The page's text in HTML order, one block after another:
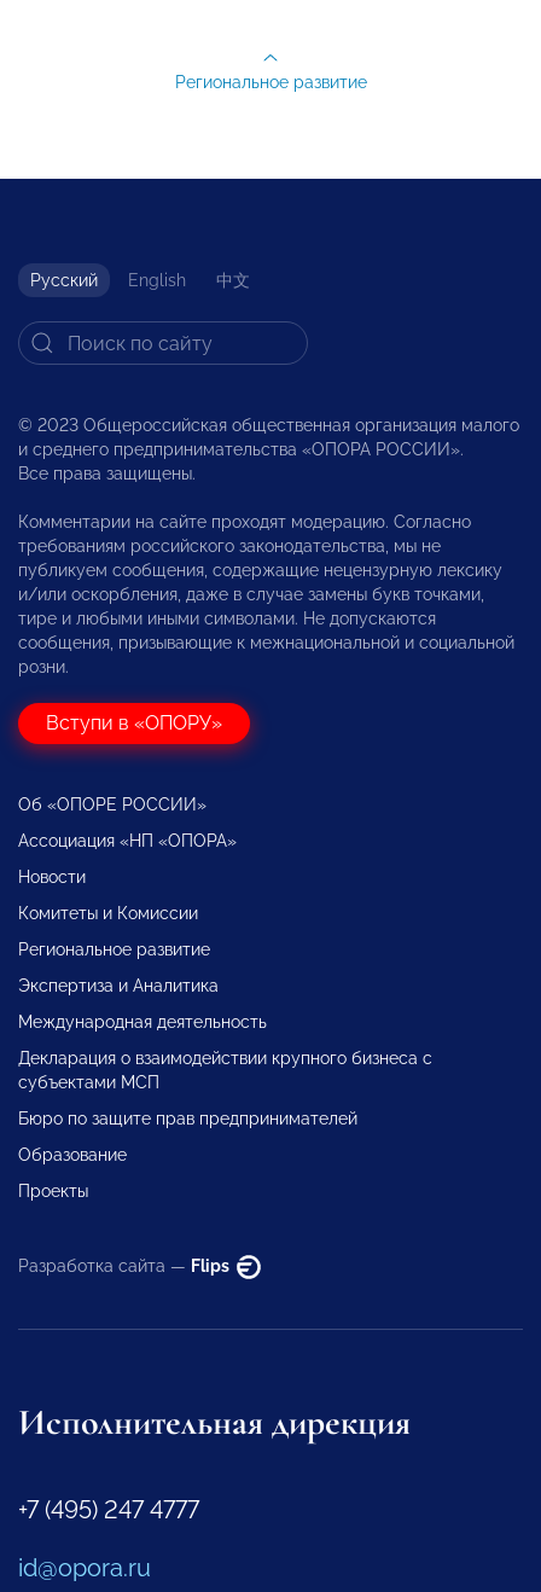
Региональное развитие
Русский English 中文
© 2023 Общероссийская общественная организация малого
и среднего предпринимательства «ОПОРА РОССИИ».
Все права защищены.
Комментарии на сайте проходят модерацию. Согласно
требованиям российского законодательства, мы не
публикуем сообщения, содержащие нецензурную лексику
и/или оскорбления, даже в случае замены букв точками,
тире и любыми иными символами. Не допускаются
сообщения, призывающие к межнациональной и социальной
розни.
Вступи в «ОПОРУ»
Об «ОПОРЕ РОССИИ»
Ассоциация «НП «ОПОРА»
Новости
Комитеты и Комиссии
Региональное развитие
Экспертиза и Аналитика
Международная деятельность
Декларация о взаимодействии крупного бизнеса с
субъектами МСП
Бюро по защите прав предпринимателей
Образование
Проекты
Разработка сайта — Flips
Исполнительная дирекция
+7 (495) 247 4777
id@opora.ru